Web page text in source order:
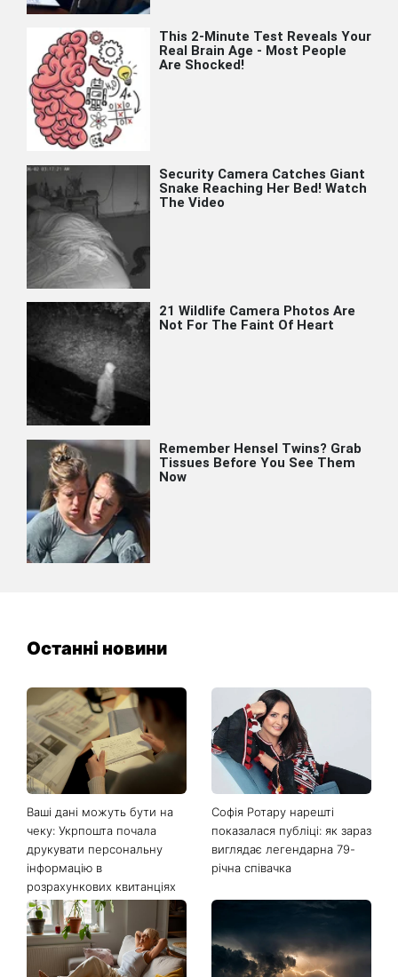
Останні новини
Ваші дані можуть бути на
чеку: Укрпошта почала
друкувати персональну
інформацію в
розрахункових квитанціях
Софія Ротару нарешті
показалася публіці: як зараз
виглядає легендарна 79-
річна співачка